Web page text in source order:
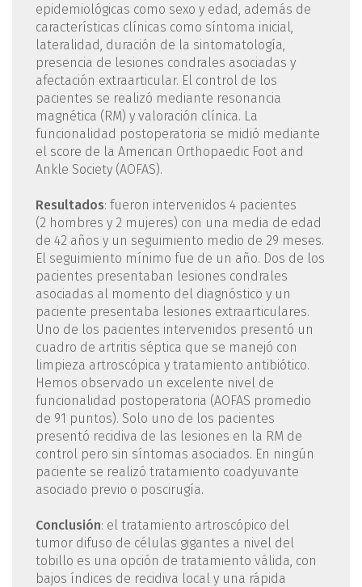
epidemiológicas como sexo y edad, además de
características clínicas como síntoma inicial,
lateralidad, duración de la sintomatología,
presencia de lesiones condrales asociadas y
afectación extraarticular. El control de los
pacientes se realizó mediante resonancia
magnética (RM) y valoración clínica. La
funcionalidad postoperatoria se midió mediante
el score de la American Orthopaedic Foot and
Ankle Society (AOFAS).
Resultados: fueron intervenidos 4 pacientes
(2 hombres y 2 mujeres) con una media de edad
de 42 años y un seguimiento medio de 29 meses.
El seguimiento mínimo fue de un año. Dos de los
pacientes presentaban lesiones condrales
asociadas al momento del diagnóstico y un
paciente presentaba lesiones extraarticulares.
Uno de los pacientes intervenidos presentó un
cuadro de artritis séptica que se manejó con
limpieza artroscópica y tratamiento antibiótico.
Hemos observado un excelente nivel de
funcionalidad postoperatoria (AOFAS promedio
de 91 puntos). Solo uno de los pacientes
presentó recidiva de las lesiones en la RM de
control pero sin síntomas asociados. En ningún
paciente se realizó tratamiento coadyuvante
asociado previo o poscirugía.
Conclusión: el tratamiento artroscópico del
tumor difuso de células gigantes a nivel del
tobillo es una opción de tratamiento válida, con
bajos índices de recidiva local y una rápida